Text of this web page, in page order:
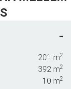
naturskønne og
tilmed mulighed for egen
Brædstrup, som
-
201 m2
392 m2
10 m2